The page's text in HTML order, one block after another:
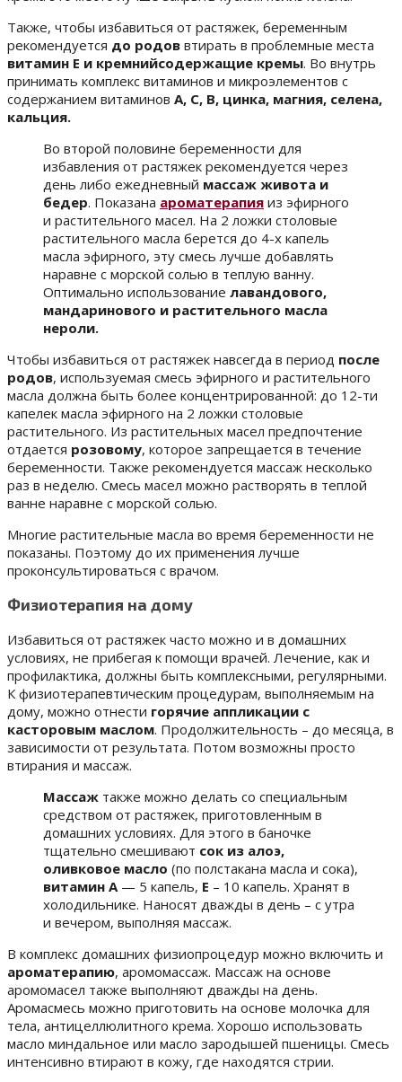
Также, чтобы избавиться от растяжек, беременным
рекомендуется до родов втирать в проблемные места
витамин Е и кремнийсодержащие кремы. Во внутрь
принимать комплекс витаминов и микроэлементов с
содержанием витаминов А, С, В, цинка, магния, селена,
кальция.
Во второй половине беременности для
избавления от растяжек рекомендуется через
день либо ежедневный массаж живота и
бедер. Показана ароматерапия из эфирного
и растительного масел. На 2 ложки столовые
растительного масла берется до 4-х капель
масла эфирного, эту смесь лучше добавлять
наравне с морской солью в теплую ванну.
Оптимально использование лавандового,
мандаринового и растительного масла
нероли.
Чтобы избавиться от растяжек навсегда в период после
родов, используемая смесь эфирного и растительного
масла должна быть более концентрированной: до 12-ти
капелек масла эфирного на 2 ложки столовые
растительного. Из растительных масел предпочтение
отдается розовому, которое запрещается в течение
беременности. Также рекомендуется массаж несколько
раз в неделю. Смесь масел можно растворять в теплой
ванне наравне с морской солью.
Многие растительные масла во время беременности не
показаны. Поэтому до их применения лучше
проконсультироваться с врачом.
Физиотерапия на дому
Избавиться от растяжек часто можно и в домашних
условиях, не прибегая к помощи врачей. Лечение, как и
профилактика, должны быть комплексными, регулярными.
К физиотерапевтическим процедурам, выполняемым на
дому, можно отнести горячие аппликации с
касторовым маслом. Продолжительность – до месяца, в
зависимости от результата. Потом возможны просто
втирания и массаж.
Массаж также можно делать со специальным
средством от растяжек, приготовленным в
домашних условиях. Для этого в баночке
тщательно смешивают сок из алоэ,
оливковое масло (по полстакана масла и сока),
витамин А — 5 капель, Е – 10 капель. Хранят в
холодильнике. Наносят дважды в день – с утра
и вечером, выполняя массаж.
В комплекс домашних физиопроцедур можно включить и
ароматерапию, аромомассаж. Массаж на основе
аромомасел также выполняют дважды на день.
Аромасмесь можно приготовить на основе молочка для
тела, антицеллюлитного крема. Хорошо использовать
масло миндальное или масло зародышей пшеницы. Смесь
интенсивно втирают в кожу, где находятся стрии.